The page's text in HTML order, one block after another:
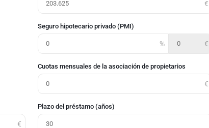
Seguro hipotecario privado (PMI)
Cuotas mensuales de la asociación de propietarios
Plazo del préstamo (años)